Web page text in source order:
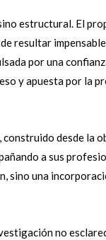
estructural. El
resultar
por una
y apuesta por la
desde la
a sus
sino una
no